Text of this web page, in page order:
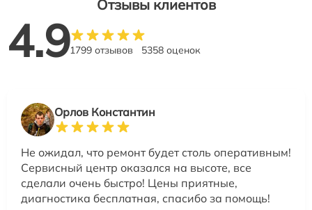
Отзывы клиентов
4.91799 отзывов 5358 оценок
Орлов Константин
Не ожидал, что ремонт будет столь оперативным!
Сервисный центр оказался на высоте, все
сделали очень быстро! Цены приятные,
диагностика бесплатная, спасибо за помощь!